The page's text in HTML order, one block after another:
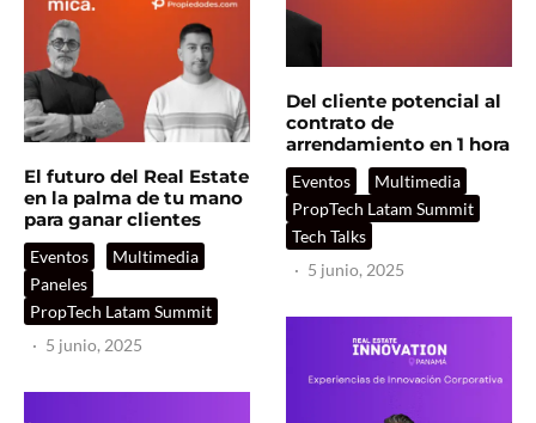
El futuro del Real Estate
en la palma de tu mano
para ganar clientes
Eventos
Multimedia
Paneles
PropTech Latam Summit
· 5 junio, 2025
Del cliente potencial al
contrato de
arrendamiento en 1 hora
Eventos
Multimedia
PropTech Latam Summit
Tech Talks
· 5 junio, 2025